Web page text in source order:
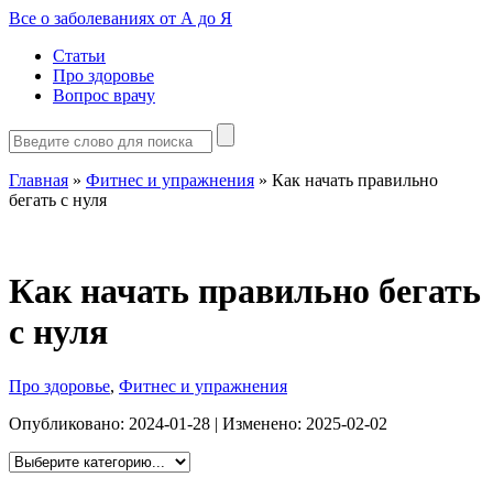
Все о заболеваниях от А до Я
Статьи
Про здоровье
Вопрос врачу
Главная » Фитнес и упражнения » Как начать правильно
бегать с нуля
Как начать правильно бегать
с нуля
Про здоровье, Фитнес и упражнения
Опубликовано: 2024-01-28 | Изменено: 2025-02-02